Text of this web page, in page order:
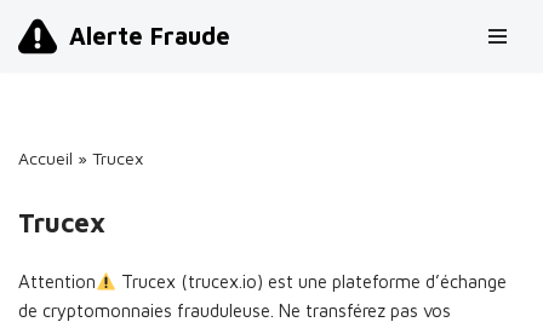
Alerte Fraude
Accueil » Trucex
Trucex
Attention
Trucex (trucex.io) est une plateforme d’échange
de cryptomonnaies frauduleuse. Ne transférez pas vos